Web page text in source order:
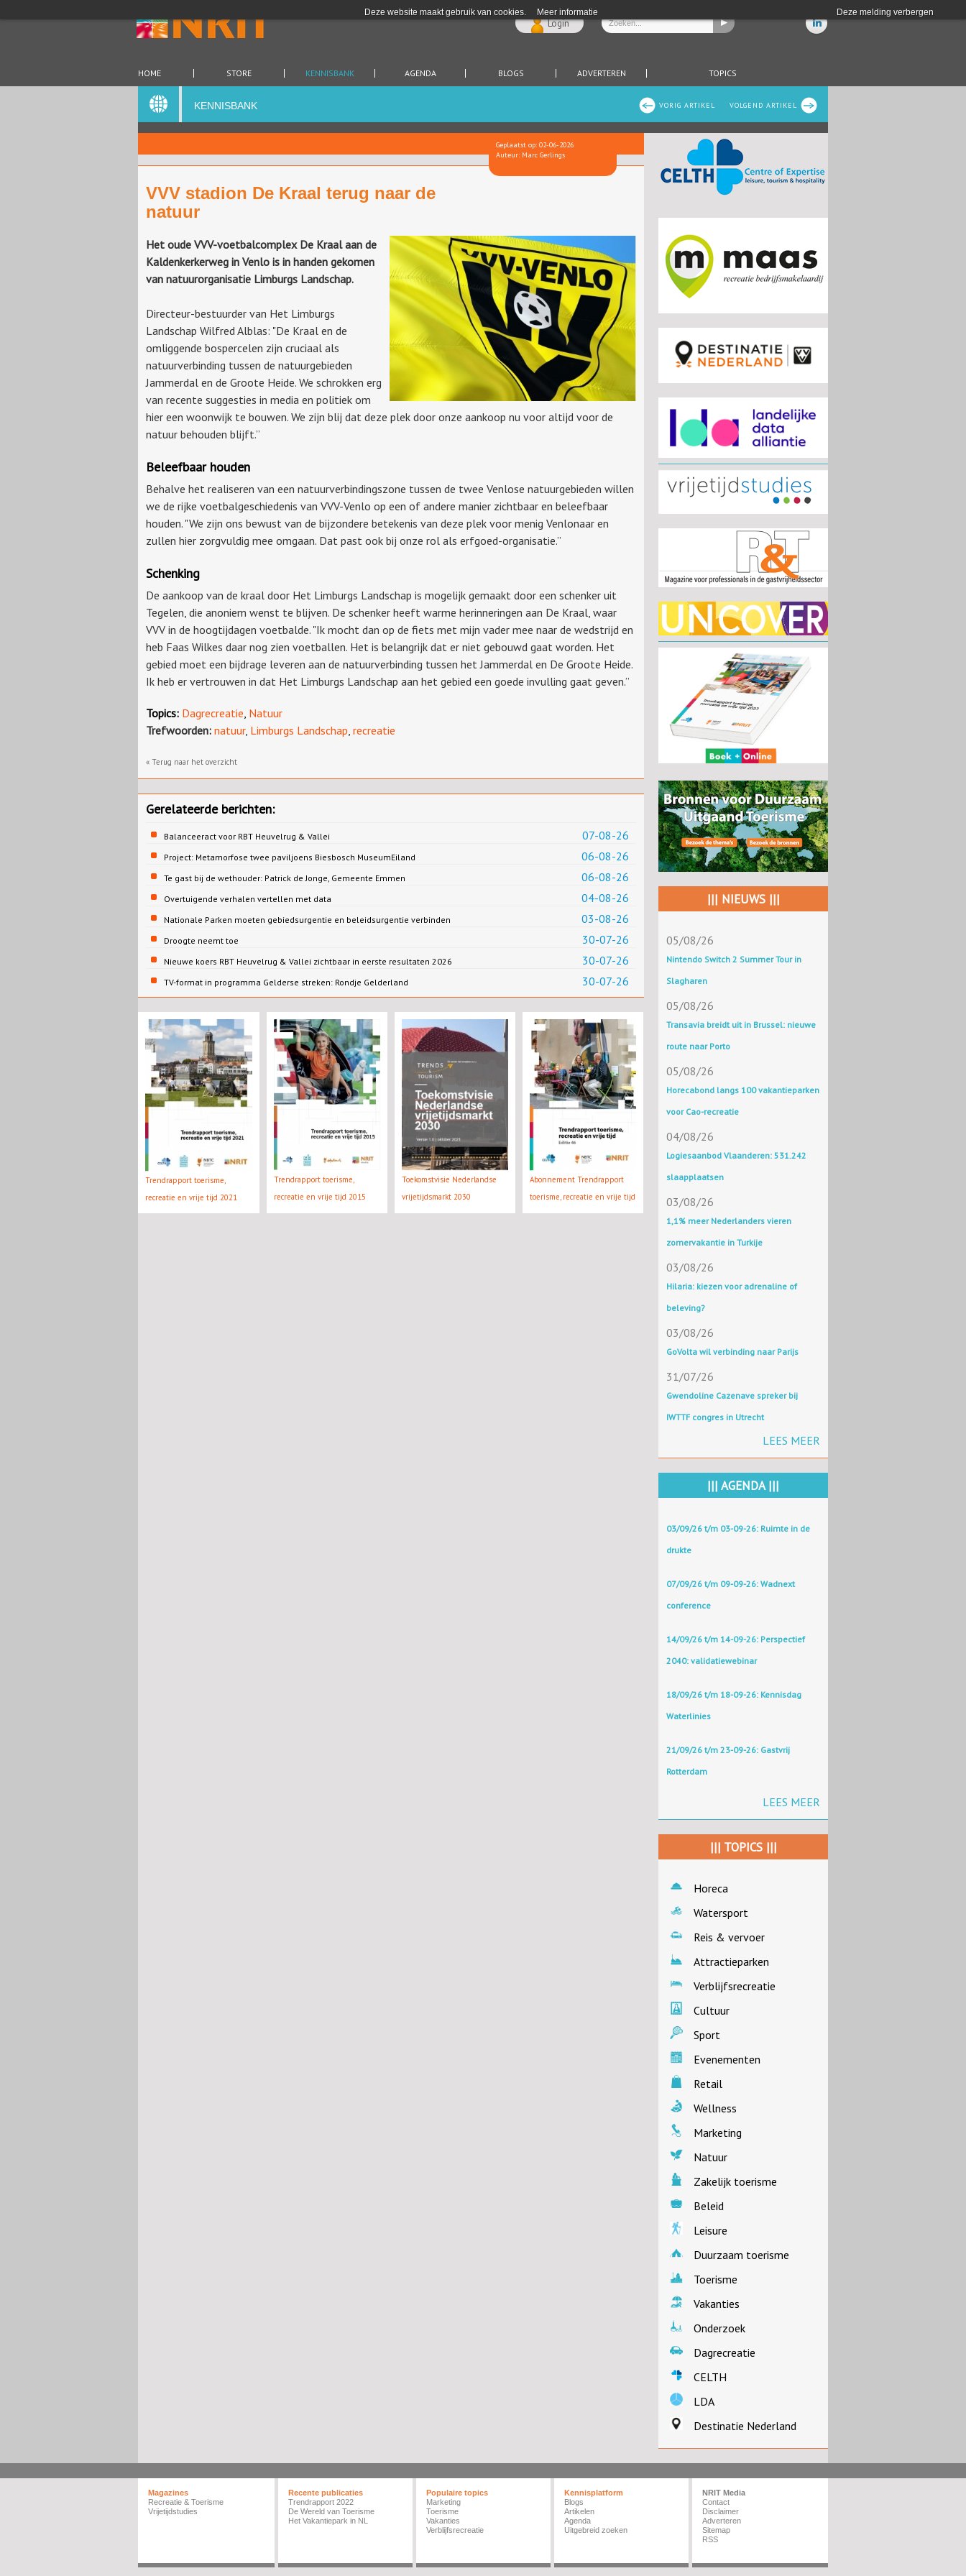
Deze website maakt gebruik van cookies. Meer informatie Deze melding verbergen
Login
HOME STORE KENNISBANK AGENDA BLOGS ADVERTEREN TOPICS
VOLGEND ARTIKEL
VORIG ARTIKEL
KENNISBANK
Geplaatst op: 02-06-2026
Auteur: Marc Gerlings
VVV stadion De Kraal terug naar de
natuur
Het oude VVV-voetbalcomplex De Kraal aan de
Kaldenkerkerweg in Venlo is in handen gekomen
van natuurorganisatie Limburgs Landschap.
Directeur-bestuurder van Het Limburgs
Landschap Wilfred Alblas: "De Kraal en de
omliggende bospercelen zijn cruciaal als
natuurverbinding tussen de natuurgebieden
Jammerdal en de Groote Heide. We schrokken erg
van recente suggesties in media en politiek om
hier een woonwijk te bouwen. We zijn blij dat deze plek door onze aankoop nu voor altijd voor de
natuur behouden blijft.”
Beleefbaar houden
Behalve het realiseren van een natuurverbindingszone tussen de twee Venlose natuurgebieden willen
we de rijke voetbalgeschiedenis van VVV-Venlo op een of andere manier zichtbaar en beleefbaar
houden. "We zijn ons bewust van de bijzondere betekenis van deze plek voor menig Venlonaar en
zullen hier zorgvuldig mee omgaan. Dat past ook bij onze rol als erfgoed-organisatie.”
Schenking
De aankoop van de kraal door Het Limburgs Landschap is mogelijk gemaakt door een schenker uit
Tegelen, die anoniem wenst te blijven. De schenker heeft warme herinneringen aan De Kraal, waar
VVV in de hoogtijdagen voetbalde. "Ik mocht dan op de fiets met mijn vader mee naar de wedstrijd en
heb Faas Wilkes daar nog zien voetballen. Het is belangrijk dat er niet gebouwd gaat worden. Het
gebied moet een bijdrage leveren aan de natuurverbinding tussen het Jammerdal en De Groote Heide.
Ik heb er vertrouwen in dat Het Limburgs Landschap aan het gebied een goede invulling gaat geven.”
Topics: Dagrecreatie Natuur
Trefwoorden: natuur, Limburgs Landschap recreatie
« Terug naar het overzicht
Gerelateerde berichten:
07-08-26
Balanceeract voor RBT Heuvelrug & Vallei
06-08-26
Project: Metamorfose twee paviljoens Biesbosch MuseumEiland
06-08-26
Te gast bij de wethouder: Patrick de Jonge, Gemeente Emmen
04-08-26
Overtuigende verhalen vertellen met data
03-08-26
Nationale Parken moeten gebiedsurgentie en beleidsurgentie verbinden
30-07-26
Droogte neemt toe
30-07-26
Nieuwe koers RBT Heuvelrug & Vallei zichtbaar in eerste resultaten 2026
30-07-26
TV-format in programma Gelderse streken: Rondje Gelderland
Trendrapport toerisme,
recreatie en vrije tijd 2021
Trendrapport toerisme,
recreatie en vrije tijd 2015
Toekomstvisie Nederlandse
vrijetijdsmarkt 2030
Abonnement Trendrapport
toerisme, recreatie en vrije tijd
||| NIEUWS |||
05/08/26
Nintendo Switch 2 Summer Tour in
Slagharen
05/08/26
Transavia breidt uit in Brussel: nieuwe
route naar Porto
05/08/26
Horecabond langs 100 vakantieparken
voor Cao-recreatie
04/08/26
Logiesaanbod Vlaanderen: 531.242
slaapplaatsen
03/08/26
1,1% meer Nederlanders vieren
zomervakantie in Turkije
03/08/26
Hilaria: kiezen voor adrenaline of
beleving?
03/08/26
GoVolta wil verbinding naar Parijs
31/07/26
Gwendoline Cazenave spreker bij
IWTTF congres in Utrecht
LEES MEER
||| AGENDA |||
03/09/26 t/m 03-09-26: Ruimte in de
drukte
07/09/26 t/m 09-09-26: Wadnext
conference
14/09/26 t/m 14-09-26: Perspectief
2040: validatiewebinar
18/09/26 t/m 18-09-26: Kennisdag
Waterlinies
21/09/26 t/m 23-09-26: Gastvrij
Rotterdam
LEES MEER
||| TOPICS |||
Horeca
Watersport
Reis & vervoer
Attractieparken
Verblijfsrecreatie
Cultuur
Sport
Evenementen
Retail
Wellness
Marketing
Natuur
Zakelijk toerisme
Beleid
Leisure
Duurzaam toerisme
Toerisme
Vakanties
Onderzoek
Dagrecreatie
CELTH
LDA
Destinatie Nederland
Magazines
Recreatie & Toerisme
Vrijetijdstudies
Recente publicaties
Trendrapport 2022
De Wereld van Toerisme
Het Vakantiepark in NL
Populaire topics
Marketing
Toerisme
Vakanties
Verblijfsrecreatie
Kennisplatform
Blogs
Artikelen
Agenda
Uitgebreid zoeken
NRIT Media
Contact
Disclaimer
Adverteren
Sitemap
RSS